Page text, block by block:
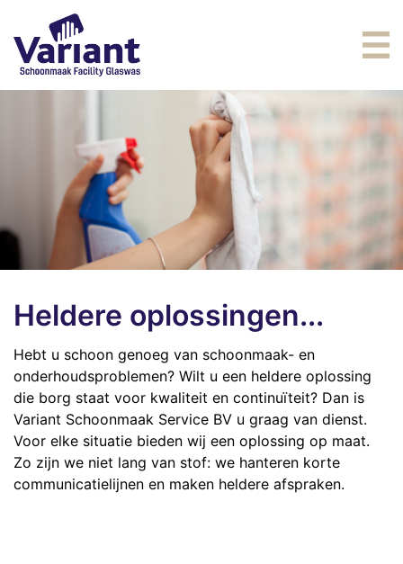
Schoonmaak
Glasbewassing
Facility
Vacatures
Contact
Heldere oplossingen...
Hebt u schoon genoeg van schoonmaak- en
onderhoudsproblemen? Wilt u een heldere oplossing
die borg staat voor kwaliteit en continuïteit? Dan is
Variant Schoonmaak Service BV u graag van dienst.
Voor elke situatie bieden wij een oplossing op maat.
Zo zijn we niet lang van stof: we hanteren korte
communicatielijnen en maken heldere afspraken.